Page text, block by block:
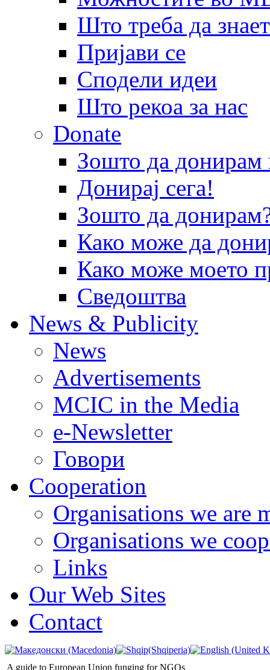
Што треба да
Пријави се
Сподели идеи
Што рекоа за нас
Donate
Зошто да
Донирај сега!
Зошто да
Како може да
Како може моето
Сведоштва
News & Publicity
News
Advertisements
MCIC in the Media
e-Newsletter
Говори
Cooperation
Organisations we are
Organisations we
Links
Our Web Sites
Contact
A guide to European Union funging for NGOs